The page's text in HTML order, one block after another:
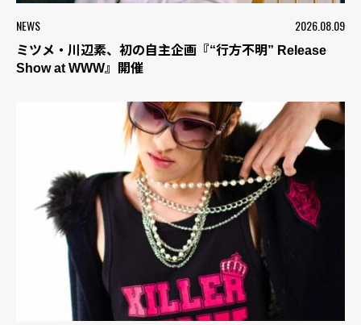
NEWS 2026.08.09
ミツメ・川辺素、初の自主企画『“行方不明” Release
Show at WWW』開催